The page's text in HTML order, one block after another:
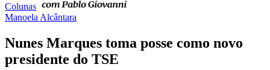
Colunas
Manoela Alcântara
Nunes Marques toma posse como novo
presidente do TSE